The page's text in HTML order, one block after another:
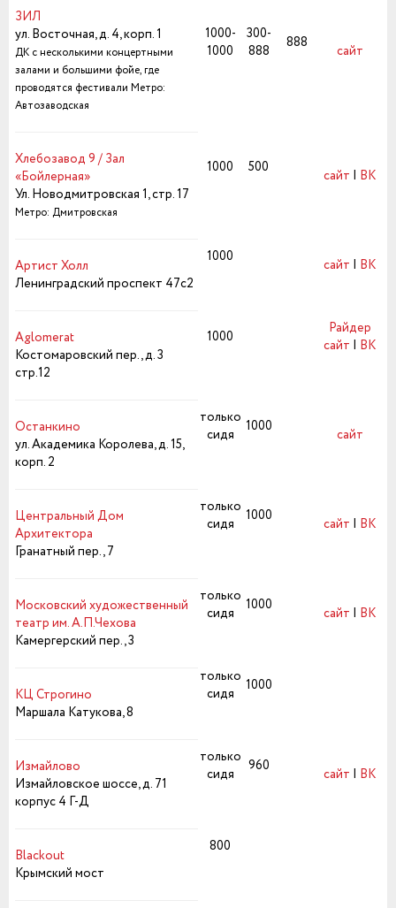
ЗИЛ
ул. Восточная, д. 4, корп. 1
ДК с несколькими концертными
залами и большими фойе, где
проводятся фестивали Метро:
Автозаводская
1000-
1000
300-
888
888 сайт
Хлебозавод 9 / Зал
«Бойлерная»
Ул. Новодмитровская 1, стр. 17
Метро: Дмитровская
1000 500 сайт | ВК
Артист Холл
Ленинградский проспект 47с2
1000 сайт | ВК
Aglomerat
Костомаровский пер., д. 3
стр.12
1000
Райдер
сайт | ВК
Останкино
ул. Академика Королева, д. 15,
корп. 2
только
сидя
1000 сайт
Центральный Дом
Архитектора
Гранатный пер., 7
только
сидя
1000 сайт | ВК
Московский художественный
театр им. А.П.Чехова
Камергерский пер., 3
только
сидя
1000 сайт | ВК
КЦ Строгино
Маршала Катукова, 8
только
сидя
1000
Измайлово
Измайловское шоссе, д. 71
корпус 4 Г-Д
только
сидя
960 сайт | ВК
Blackout
Крымский мост
800